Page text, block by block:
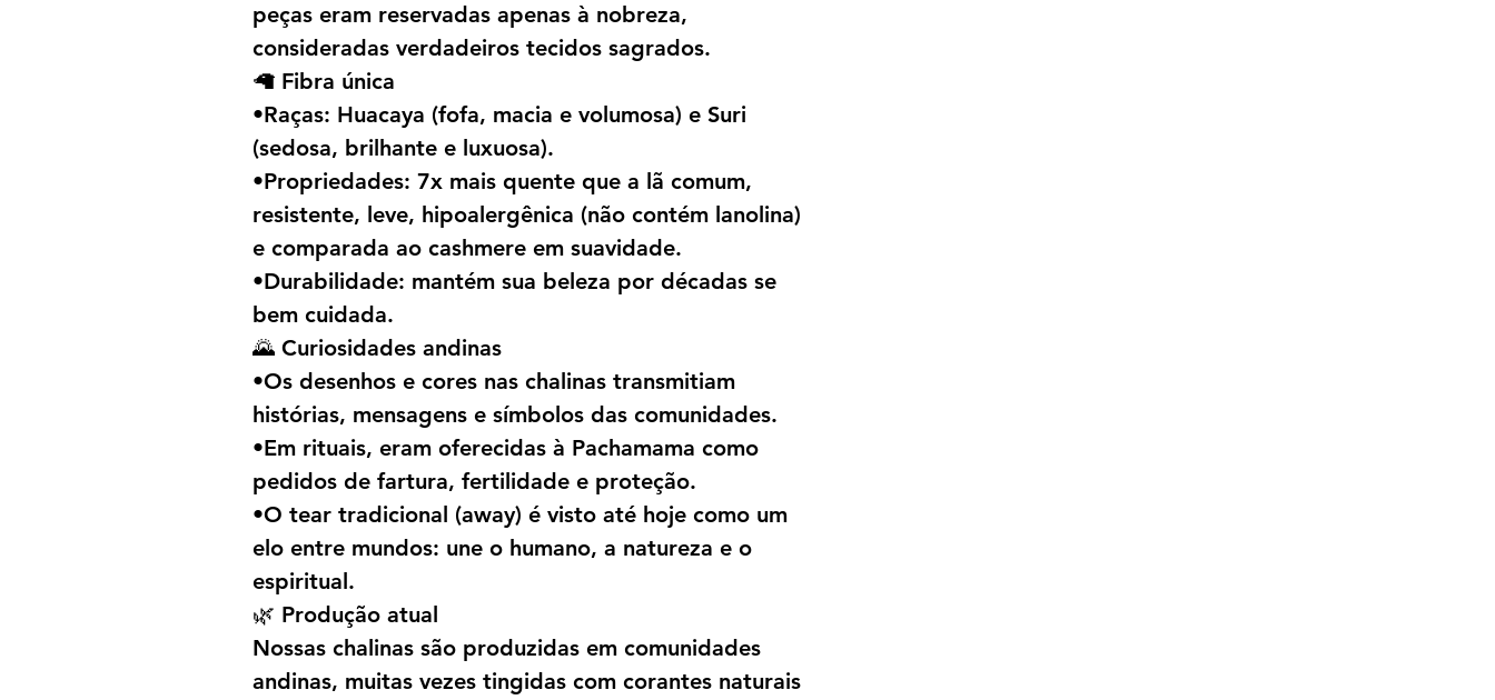
peças eram reservadas apenas à nobreza,
consideradas verdadeiros tecidos sagrados.
🦙 Fibra única
•Raças: Huacaya (fofa, macia e volumosa) e Suri
(sedosa, brilhante e luxuosa).
•Propriedades: 7x mais quente que a lã comum,
resistente, leve, hipoalergênica (não contém lanolina)
e comparada ao cashmere em suavidade.
•Durabilidade: mantém sua beleza por décadas se
bem cuidada.
🌄 Curiosidades andinas
•Os desenhos e cores nas chalinas transmitiam
histórias, mensagens e símbolos das comunidades.
•Em rituais, eram oferecidas à Pachamama como
pedidos de fartura, fertilidade e proteção.
•O tear tradicional (away) é visto até hoje como um
elo entre mundos: une o humano, a natureza e o
espiritual.
🌿 Produção atual
Nossas chalinas são produzidas em comunidades
andinas, muitas vezes tingidas com corantes naturais